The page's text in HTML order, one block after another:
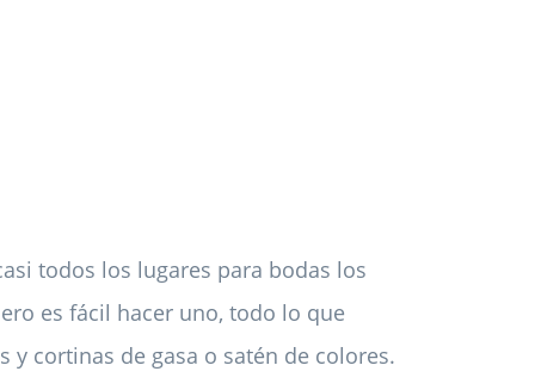
todos los lugares para bodas los
es fácil hacer uno, todo lo que
y cortinas de gasa o satén de colores.